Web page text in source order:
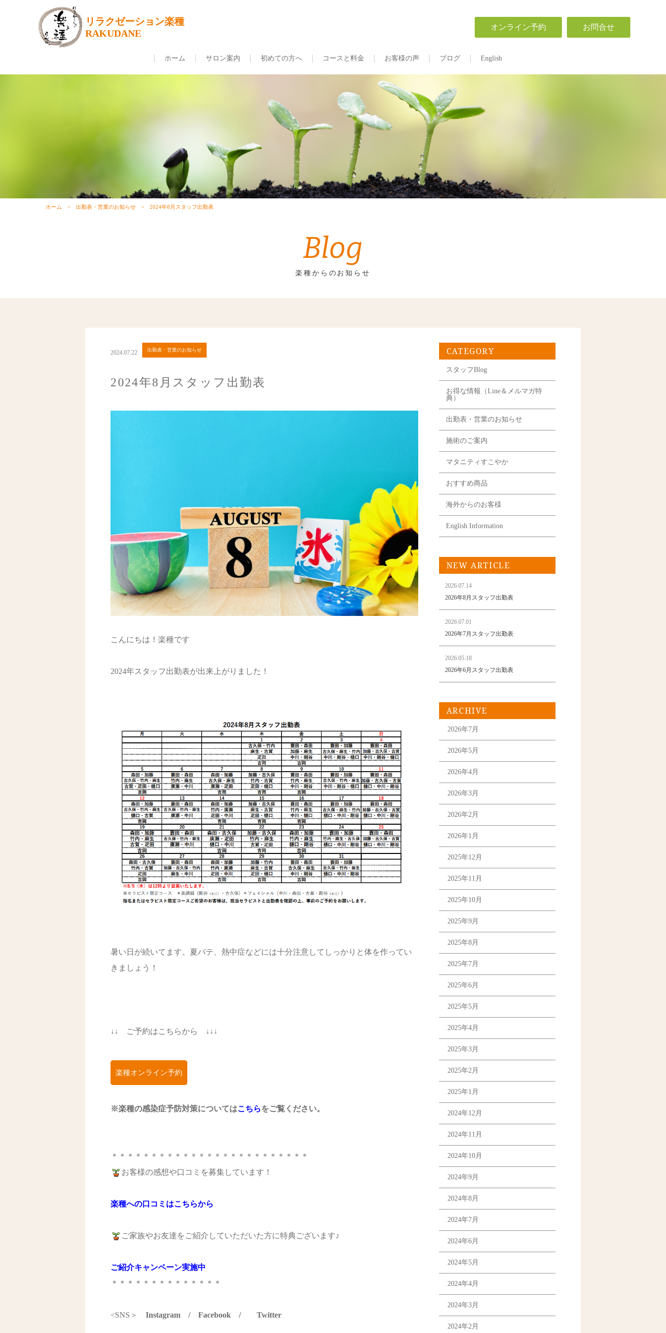
リラクゼーション楽種
RAKUDANE
オンライン予約 お問合せ
ホーム サロン案内 初めての方へ コースと料金 お客様の声 ブログ English
ホーム 出勤表・営業のお知らせ 2024年8月スタッフ出勤表
Blog
楽種からのお知らせ
2024.07.22 出勤表・営業のお知らせ
2024年8月スタッフ出勤表
こんにちは！楽種です
2024年スタッフ出勤表が出来上がりました！
暑い日が続いてます。夏バテ、熱中症などには十分注意してしっかりと体を作ってい
きましょう！
↓↓ ご予約はこちらから ↓↓↓
楽種オンライン予約
※楽種の感染症予防対策についてはこちらをご覧ください。
＊＊＊＊＊＊＊＊＊＊＊＊＊＊＊＊＊＊＊＊＊＊＊＊＊
お客様の感想や口コミを募集しています！
楽種への口コミはこちらから
ご家族やお友達をご紹介していただいた方に特典ございます♪
ご紹介キャンペーン実施中
＊＊＊＊＊＊＊＊＊＊＊＊＊＊
<SNS＞Instagram /Facebook /Twitter
CATEGORY
スタッフBlog
お得な情報（Line＆メルマガ特
典）
出勤表・営業のお知らせ
施術のご案内
マタニティすこやか
おすすめ商品
海外からのお客様
English Information
NEW ARTICLE
2026.07.14
2026年8月スタッフ出勤表
2026.07.01
2026年7月スタッフ出勤表
2026.05.18
2026年6月スタッフ出勤表
ARCHIVE
2026年7月
2026年5月
2026年4月
2026年3月
2026年2月
2026年1月
2025年12月
2025年11月
2025年10月
2025年9月
2025年8月
2025年7月
2025年6月
2025年5月
2025年4月
2025年3月
2025年2月
2025年1月
2024年12月
2024年11月
2024年10月
2024年9月
2024年8月
2024年7月
2024年6月
2024年5月
2024年4月
2024年3月
2024年2月